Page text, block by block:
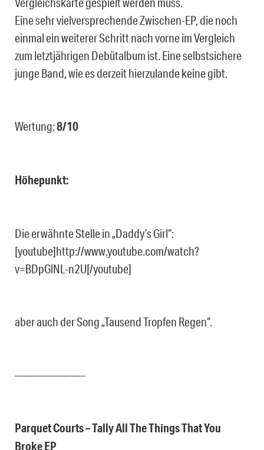
Eine sehr vielversprechende Zwischen-EP, die noch
einmal ein weiterer Schritt nach vorne im Vergleich
zum letztjährigen Debütalbum ist. Eine selbstsichere
junge Band, wie es derzeit hierzulande keine gibt.
Wertung:8/10
Höhepunkt:
Die erwähnte Stelle in „Daddy’s Girl“:
[youtube]http://www.youtube.com/watch?
v=BDpGlNL-n2U[/youtube]
aber auch der Song „Tausend Tropfen Regen“.
———————–
Parquet Courts – Tally All The Things That You
Broke EP